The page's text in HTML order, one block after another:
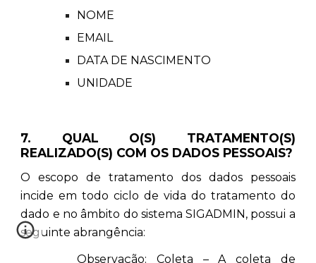
NOME
EMAIL
DATA DE NASCIMENTO
UNIDADE
7. QUAL O(S) TRATAMENTO(S)
REALIZADO(S) COM OS DADOS PESSOAIS?
O escopo de tratamento dos dados pessoais
incide em todo ciclo de vida do tratamento do
dado e no âmbito do sistema SIGADMIN, possui a
seguinte abrangência:
Observação: Coleta – A coleta de